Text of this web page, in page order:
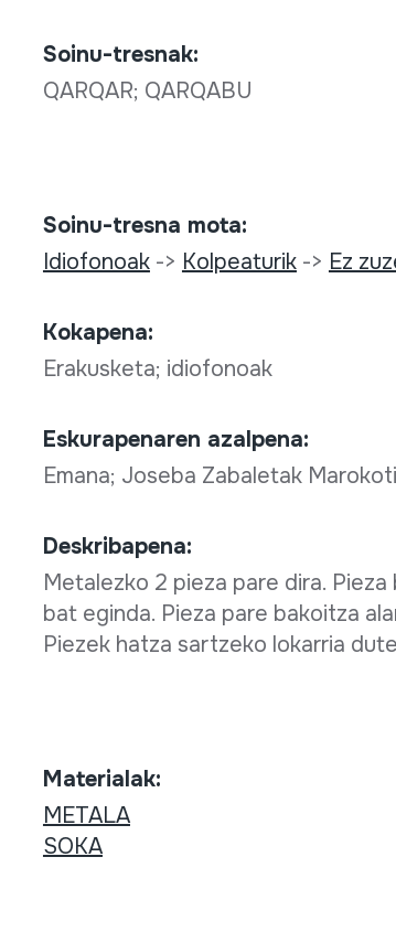
Soinu-tresnak:
QARQAR; QARQABU
Soinu-tresna mota:
Idiofonoak-> Kolpeaturik-> Ez
Kokapena:
Erakusketa; idiofonoak
Eskurapenaren azalpena:
Emana; Joseba Zabaletak
Deskribapena:
Metalezko 2 pieza pare dira.
bat eginda. Pieza pare bakoitza
Piezek hatza sartzeko lokarria
Materialak:
METALA
SOKA